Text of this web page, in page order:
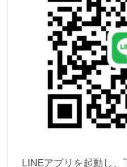
LINEアプリを起動し、